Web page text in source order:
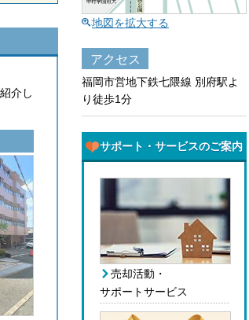
介し
地図を拡大する
アクセス
福岡市営地下鉄七隈線 別府駅よ
り徒歩1分
サポート・サービスのご案内
売却活動・
サポートサービス